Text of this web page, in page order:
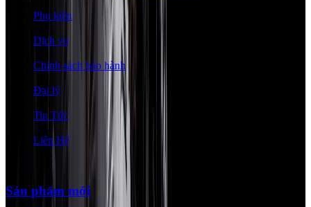
Phụ kiện
Dịch vụ
Chính sách bảo hành
Đại lý
Tin Tức
Liên Hệ
Sản phẩm mới